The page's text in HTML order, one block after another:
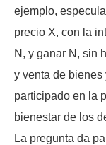
ejemplo,
precio X, con la
N, y ganar N, sin
y venta de bienes
participado en la
bienestar de los
La pregunta da